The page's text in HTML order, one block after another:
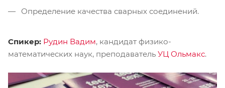
Определение качества сварных соединений.
Спикер: Рудин Вадим, кандидат физико-
математических наук, преподаватель УЦ Ольмакс.